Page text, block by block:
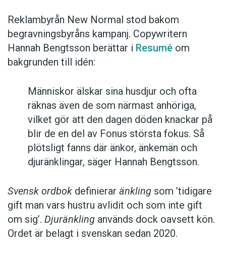
Reklambyrån New Normal stod bakom
begravningsbyråns kampanj. Copywritern
Hannah Bengtsson berättar i Resumé om
bakgrunden till idén:
Människor älskar sina husdjur och ofta
räknas även de som närmast anhöriga,
vilket gör att den dagen döden knackar på
blir de en del av Fonus största fokus. Så
plötsligt fanns där änkor, änkemän och
djuränklingar, säger Hannah Bengtsson.
Svensk ordbok definierar änkling som ’tidigare
gift man vars hustru av­lidit och som inte gift
om sig’. Djuränkling används dock oavsett kön.
Ordet är belagt i svenskan sedan 2020.